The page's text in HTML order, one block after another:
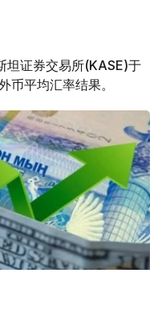
坦证券交易所(KASE)于
币平均汇率结果。